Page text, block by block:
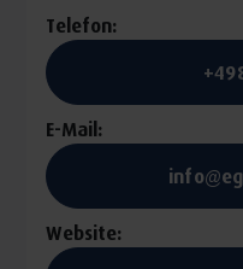
(„kneippsche
Abstimmung von
Erstellung eines
Berücksichtigung der
rund um den Tag:
Telefon:
E-Mail:
Website: